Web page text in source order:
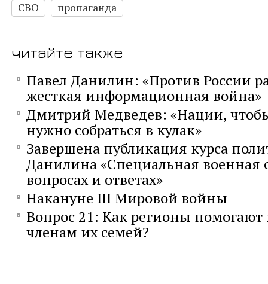
СВО пропаганда
читайте также
Павел Данилин: «Против России
жесткая информационная война»
Дмитрий Медведев: «Нации,
нужно собраться в кулак»
Завершена публикация курса
Данилина «Специальная военная
вопросах и ответах»
Накануне III Мировой войны
Вопрос 21: Как регионы
членам их семей?